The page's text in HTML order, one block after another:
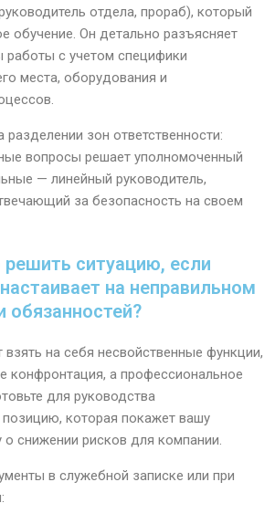
отдела, прораб), который
обучение. Он детально разъясняет
с учетом специфики
места, оборудования и
разделении зон ответственности:
вопросы решает уполномоченный
— линейный руководитель,
за безопасность на своем
решить ситуацию, если
на неправильном
обязанностей?
взять на себя несвойственные функции,
конфронтация, а профессиональное
для руководства
которая покажет вашу
о снижении рисков для компании.
в служебной записке или при